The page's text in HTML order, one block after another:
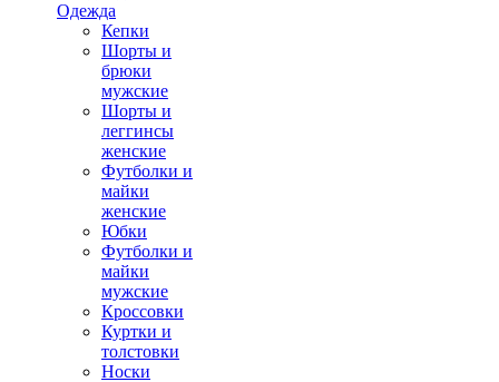
Одежда
Кепки
Шорты и
брюки
мужские
Шорты и
леггинсы
женские
Футболки и
майки
женские
Юбки
Футболки и
майки
мужские
Кроссовки
Куртки и
толстовки
Носки